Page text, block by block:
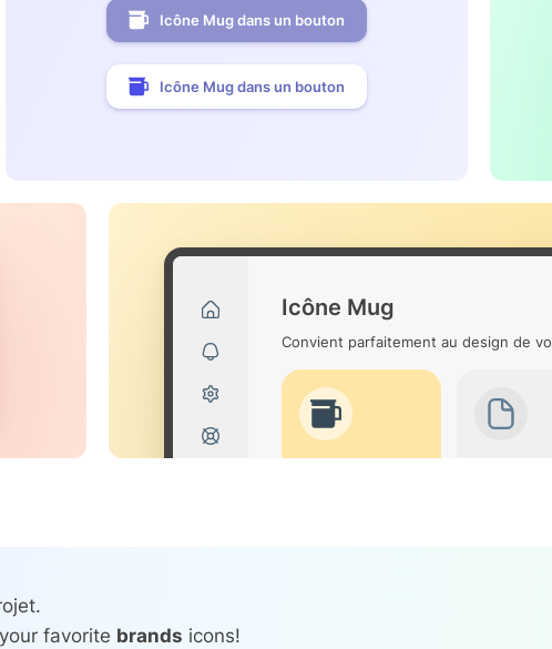
Icône Mug dans un bouton
Icône Mug dans un bouton
Icône Mug
Convient parfaitement au design de
favorite brands icons!